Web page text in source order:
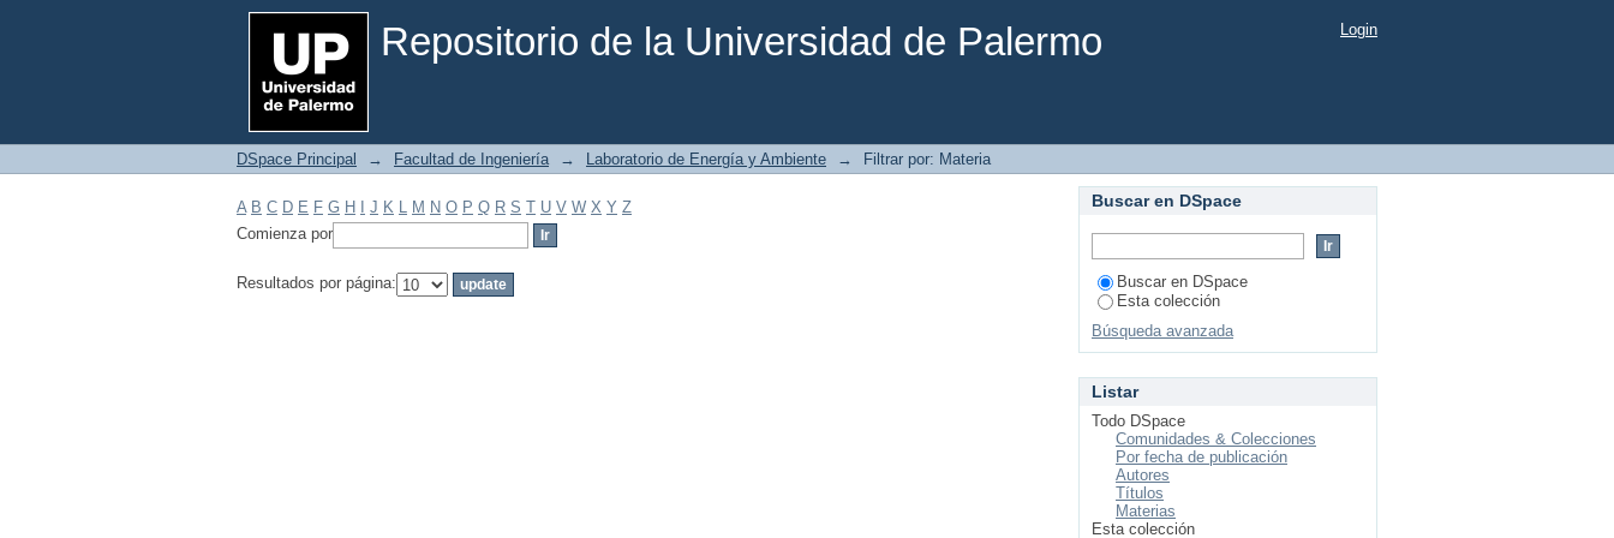
Repositorio de la Universidad de Palermo
Filtrar por: Materia Login
DSpace Principal → Facultad de Ingeniería → Laboratorio de Energía y Ambiente → Filtrar por: Materia
A B C D E F G H J K L M N O P Q R S T U V W X Y Z
Comienza por
Resultados por página:
Buscar en DSpace
Buscar en DSpace
Esta colección
Búsqueda avanzada
Listar
Todo DSpace
Comunidades & Colecciones
Por fecha de publicación
Autores
Títulos
Materias
Esta colección